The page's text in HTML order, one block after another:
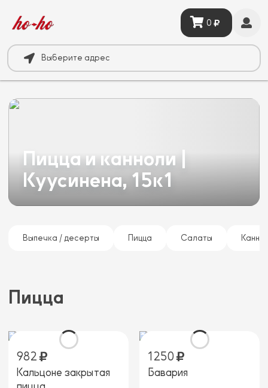
Выберите адрес
0
Пицца и канноли |
Куусинена, 15к1
Выпечка / десерты Пицца Салаты
Пицца
982
Кальцоне закрытая
1250
Бавария